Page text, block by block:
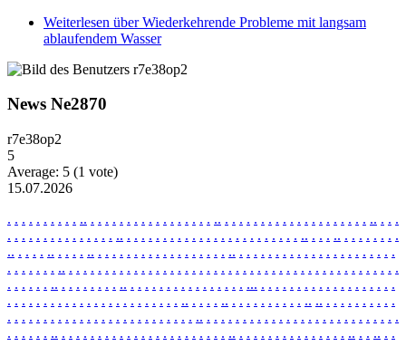
Weiterlesen über Wiederkehrende Probleme mit langsam
ablaufendem Wasser
News Ne2870
r7e38op2
5
Average: 5 (1 vote)
15.07.2026
. . . . . . . . . . .. . . . . . . . . . . . . . . . . . .. . . . . . . . . . . . . . . . . . . . . .. . . .
. . . . . . . . . . . . . . . .. . . . . . . . . . . . . . . . . . . . . . . . . .. . . . .. . . . . . . . .
.. . . . . .. . . . . .. . . . . . . . . . . . . . . . . . . .. . . . . . . . . . . . . . . . . . . . . . .
. . . . . . . .. . . . . . . . . . . . . . . . . . . . . . . . . . . . . . . . . . . . . . . . . . . . . . .
. . . . . . .. . . . . . . . . .. . . . . . . . . . . . . . . . . ... . . . . . . . . . . . . . . . . . . .
. . . . . . . . . . . . . . . . . . . . . . . . .. . . . . .. . . . . . . . . . . .. .. . . . . . . . . . .
. . . . . . . . . . . . . . . . . . . . . . . . . . .. . . . . . . . . . . . . . . . . . . . . . . . . . . .
. . . . . . .. . . . . . . . . . . . . . . . . . . . . . . . .. . . . . . . . . . . . . . . . .. . . .. . .